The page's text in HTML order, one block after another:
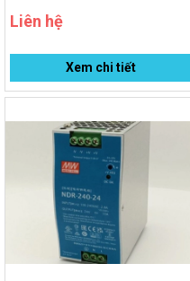
Liên hệ
Xem chi tiết